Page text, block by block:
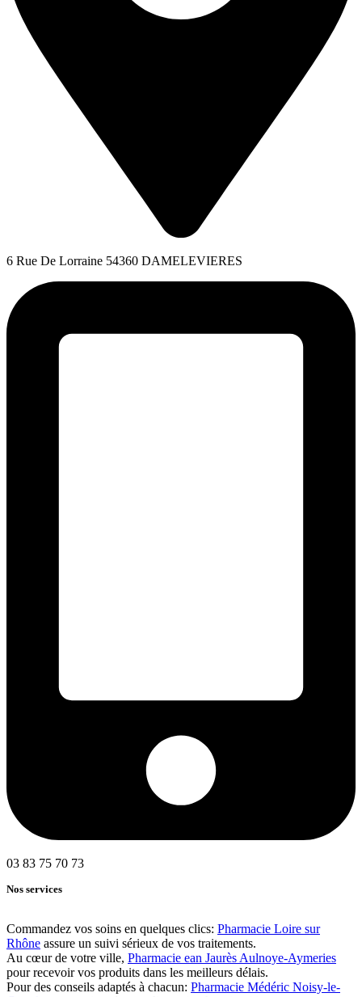
6 Rue De Lorraine 54360 DAMELEVIERES
03 83 75 70 73
Nos services
Commandez vos soins en quelques clics: Pharmacie Loire sur
Rhône assure un suivi sérieux de vos traitements.
Au cœur de votre ville, Pharmacie ean Jaurès Aulnoye-Aymeries
pour recevoir vos produits dans les meilleurs délais.
Pour des conseils adaptés à chacun: Pharmacie Médéric Noisy-le-